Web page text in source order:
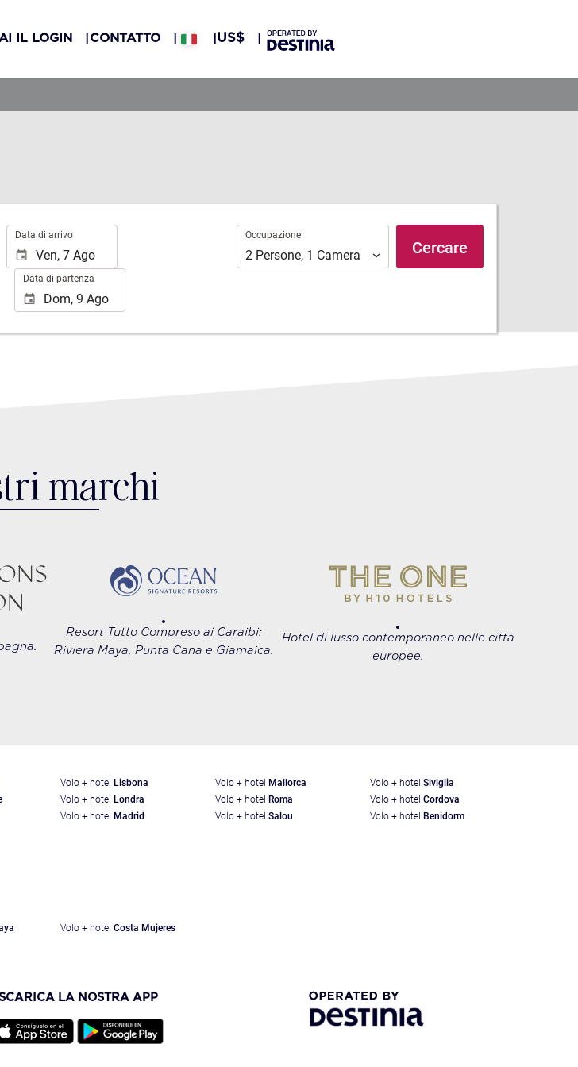
IL LOGIN CONTATTO US$
Data di arrivo
Data di partenza
Occupazione
Occupazione
2 Persone, 1 Camera Cercare
marchi
Resort Tutto Compreso ai Caraibi:
Riviera Maya, Punta Cana e Giamaica.
Hotel di lusso contemporaneo nelle città
europee.
Volo + hotel Lisbona
Volo + hotel Londra
Volo + hotel Madrid
Volo + hotel Mallorca
Volo + hotel Roma
Volo + hotel Salou
Volo + hotel Siviglia
Volo + hotel Cordova
Volo + hotel Benidorm
Volo + hotel Costa Mujeres
LA NOSTRA APP